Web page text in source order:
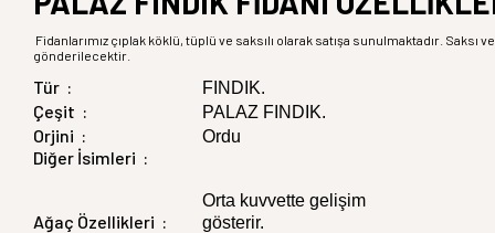
Fidanlarımız çıplak köklü, tüplü ve saksılı olarak satışa sunulmaktadır.
gönderilecektir.
Tür : FINDIK.
Çeşit : PALAZ FINDIK.
Orjini : Ordu
Diğer İsimleri :
Ağaç Özellikleri :
Orta kuvvette gelişim
gösterir.